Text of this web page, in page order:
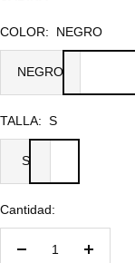
COLOR: NEGRO
NEGRO
TALLA: S
S
Cantidad: